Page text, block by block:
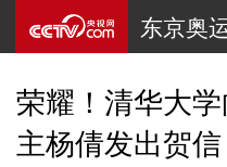
东京奥
荣耀！清华大
主杨倩发出贺信